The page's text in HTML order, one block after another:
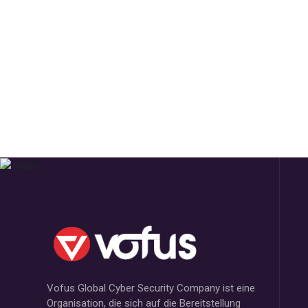
Vofus Global Cyber Security Company ist eine
Organisation, die sich auf die Bereitstellung